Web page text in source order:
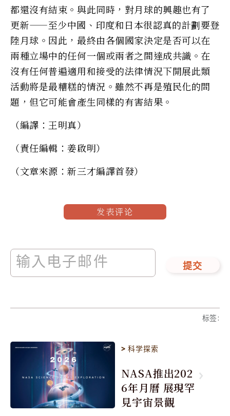
都還沒有結束。與此同時，對月球的興趣也有了
更新——至少中國、印度和日本很認真的計劃要登
陸月球。因此，最終由各個國家決定是否可以在
兩種立場中的任何一個或兩者之間達成共識。在
沒有任何普遍適用和接受的法律情況下開展此類
活動將是最糟糕的情況。雖然不再是殖民化的問
題，但它可能會產生同樣的有害結果。
（編譯：王明真）
（責任編輯：姜啟明）
（文章來源：新三才編譯首發）
发表评论
提交
标签:
>科学探索
NASA推出202
6年月曆 展現罕
見宇宙景觀